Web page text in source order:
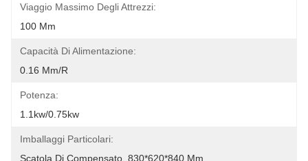
Viaggio Massimo Degli Attrezzi:
100 Mm
Capacità Di Alimentazione:
0.16 Mm/r
Potenza:
1.1kw/0.75kw
Imballaggi Particolari:
Scatola Di Compensato, 830*620*840 Mm